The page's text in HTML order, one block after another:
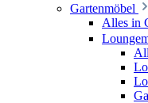
Gartenmöbel
Alles in